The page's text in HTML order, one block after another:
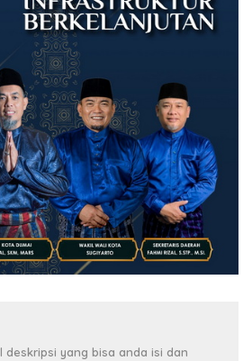
deskripsi yang bisa anda isi dan